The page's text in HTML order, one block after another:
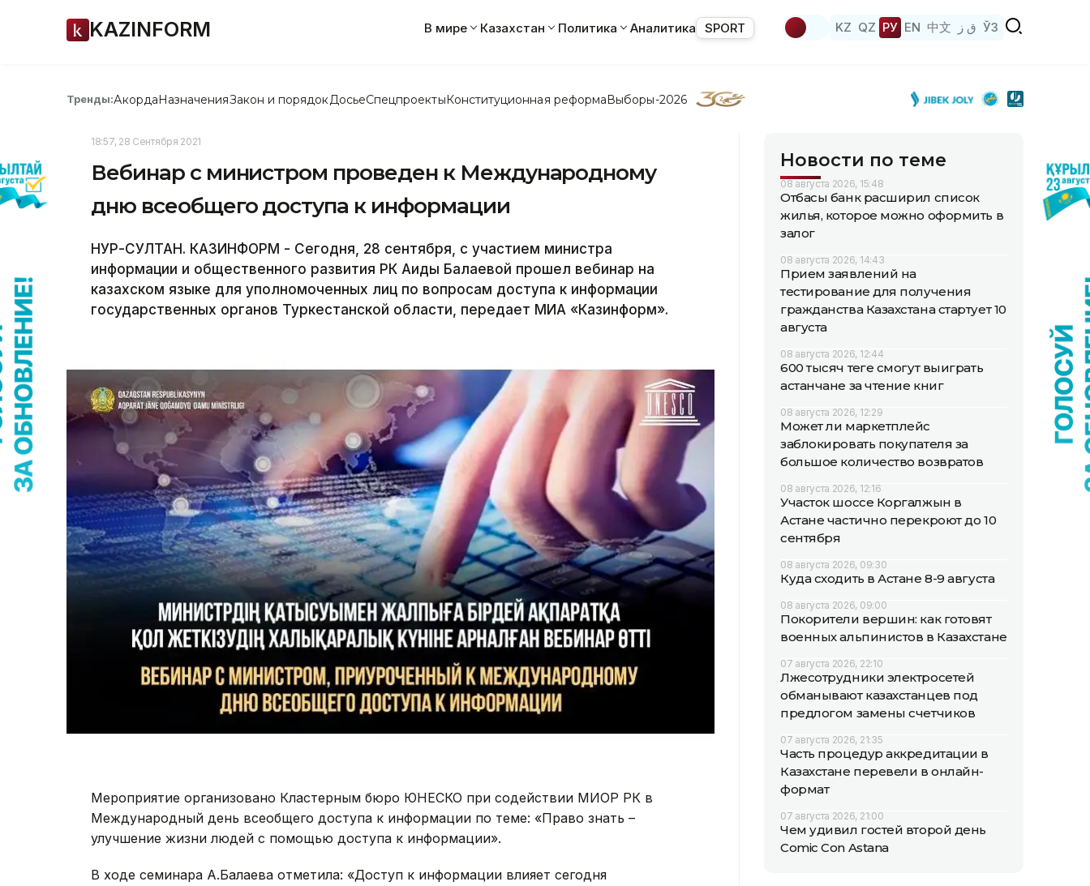
KAZINFORM В мире Казахстан Политика Аналитика SPORT KZ QZ РУ EN 中文 ق ز ЎЗ
Тренды:АкордаНазначенияЗакон и порядок ДосьеСпецпроектыКонституционная реформаВыборы-2026
18:57, 28 Сентября 2021
Вебинар с министром проведен к Международному
дню всеобщего доступа к информации
НУР-СУЛТАН. КАЗИНФОРМ - Сегодня, 28 сентября, с участием министра
информации и общественного развития РК Аиды Балаевой прошел вебинар на
казахском языке для уполномоченных лиц по вопросам доступа к информации
государственных органов Туркестанской области, передает МИА «Казинформ».
Мероприятие организовано Кластерным бюро ЮНЕСКО при содействии МИОР РК в
Международный день всеобщего доступа к информации по теме: «Право знать –
улучшение жизни людей с помощью доступа к информации».
В ходе семинара А.Балаева отметила: «Доступ к информации влияет сегодня
Новости по теме
08 августа 2026, 15:48
Отбасы банк расширил список
жилья, которое можно оформить в
залог
08 августа 2026, 14:43
Прием заявлений на
тестирование для получения
гражданства Казахстана стартует 10
августа
08 августа 2026, 12:44
600 тысяч теңге смогут выиграть
астанчане за чтение книг
08 августа 2026, 12:29
Может ли маркетплейс
заблокировать покупателя за
большое количество возвратов
08 августа 2026, 12:16
Участок шоссе Коргалжын в
Астане частично перекроют до 10
сентября
08 августа 2026, 09:30
Куда сходить в Астане 8-9 августа
08 августа 2026, 09:00
Покорители вершин: как готовят
военных альпинистов в Казахстане
07 августа 2026, 22:10
Лжесотрудники электросетей
обманывают казахстанцев под
предлогом замены счетчиков
07 августа 2026, 21:35
Часть процедур аккредитации в
Казахстане перевели в онлайн-
формат
07 августа 2026, 21:00
Чем удивил гостей второй день
Comic Con Astana